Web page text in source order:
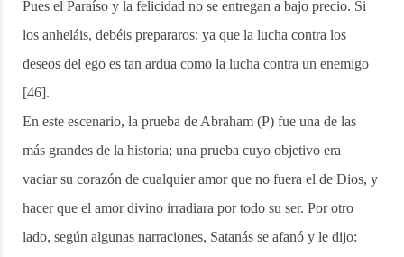
Pues el Paraíso y la felicidad no se entregan a bajo precio. Si
los anheláis, debéis prepararos; ya que la lucha contra los
deseos del ego es tan ardua como la lucha contra un enemigo
[46].
En este escenario, la prueba de Abraham (P) fue una de las
más grandes de la historia; una prueba cuyo objetivo era
vaciar su corazón de cualquier amor que no fuera el de Dios, y
hacer que el amor divino irradiara por todo su ser. Por otro
lado, según algunas narraciones, Satanás se afanó y le dijo: